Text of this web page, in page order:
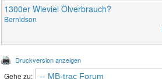
1300er Wieviel Ölverbrauch?
Bernidson
Druckversion anzeigen
Gehe zu: